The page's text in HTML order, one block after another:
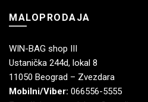
MALOPRODAJA
WIN-BAG shop III
Ustanička 244d, lokal 8
11050 Beograd – Zvezdara
Mobilni/Viber: 066556-5555